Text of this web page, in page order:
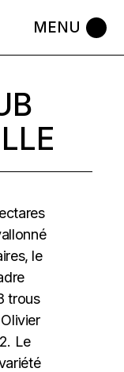
le
trous
Le